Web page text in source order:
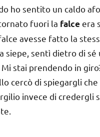
ho sentito un caldo
fuori la falceera
avesse fatto la
sentì dietro di sé
stai prendendo in
cercò di spiegargli
invece di credergli